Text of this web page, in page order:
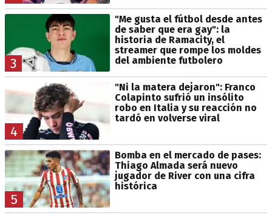
3
"Me gusta el fútbol desde antes
de saber que era gay": la
historia de Ramacity, el
streamer que rompe los moldes
del ambiente futbolero
4
"Ni la matera dejaron": Franco
Colapinto sufrió un insólito
robo en Italia y su reacción no
tardó en volverse viral
5
Bomba en el mercado de pases:
Thiago Almada será nuevo
jugador de River con una cifra
histórica